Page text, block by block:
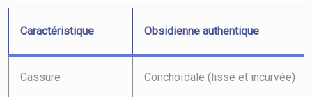
Caractéristique Obsidienne authentique
Cassure Conchoïdale (lisse et incurvée)